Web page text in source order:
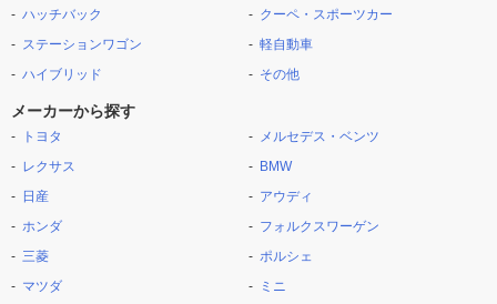
ハッチバック
ステーションワゴン
ハイブリッド
クーペ・スポーツカー
軽自動車
その他
メーカーから探す
トヨタ
レクサス
日産
ホンダ
三菱
マツダ
メルセデス・ベンツ
BMW
アウディ
フォルクスワーゲン
ポルシェ
ミニ